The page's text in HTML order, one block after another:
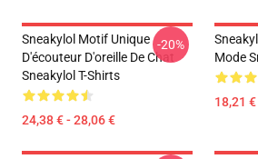
Sneakylol Motif Unique
D'écouteur D'oreille De Chat
Sneakylol T-Shirts
24,38 € - 28,06 €
-20%
Mode
18,21